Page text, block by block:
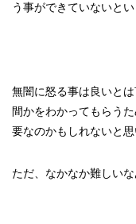
う事ができていないと
無闇に怒る事は良いと
間かをわかってもらう
要なのかもしれないと思
ただ、なかなか難しいな